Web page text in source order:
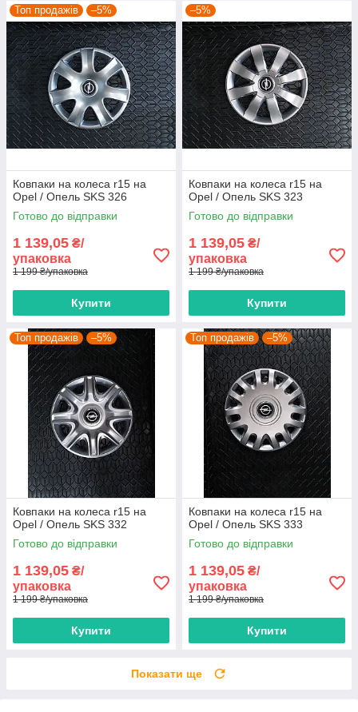
Топ продажів –5%
Ковпаки на колеса r15 на
Opel / Опель SKS 326
Готово до відправки
1 139,05 ₴/
упаковка
1 199 ₴/упаковка
Купити
–5%
Ковпаки на колеса r15 на
Opel / Опель SKS 323
Готово до відправки
1 139,05 ₴/
упаковка
1 199 ₴/упаковка
Купити
Топ продажів –5%
Ковпаки на колеса r15 на
Opel / Опель SKS 332
Готово до відправки
1 139,05 ₴/
упаковка
1 199 ₴/упаковка
Купити
Топ продажів –5%
Ковпаки на колеса r15 на
Opel / Опель SKS 333
Готово до відправки
1 139,05 ₴/
упаковка
1 199 ₴/упаковка
Купити
Показати ще